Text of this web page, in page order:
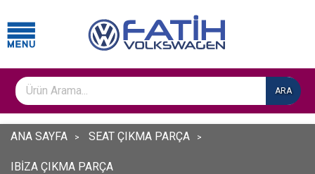
ARA
ANA SAYFA SEAT ÇIKMA PARÇA
IBİZA ÇIKMA PARÇA